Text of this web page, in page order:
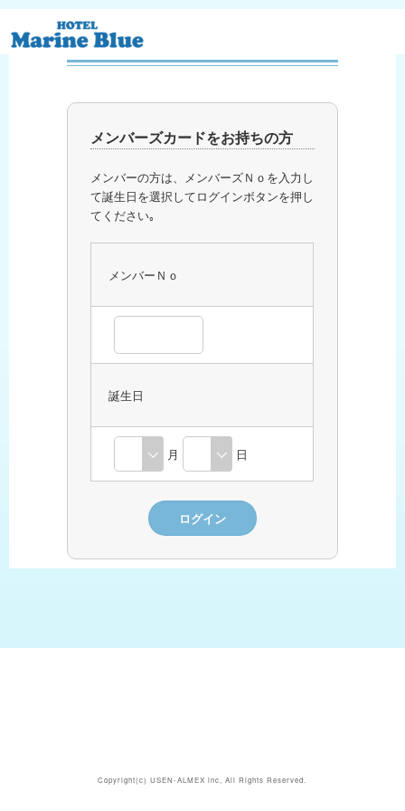
メンバーログイン
メンバーズカードをお持ちの方
メンバーの方は、メンバーズＮｏを入力し
て誕生日を選択してログインボタンを押し
てください｡
メンバーＮｏ
誕生日
月 日
Copyright(c)USEN-ALMEX inc, All Rights Reserved.